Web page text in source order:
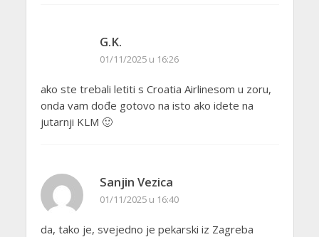
G.K.
01/11/2025 u 16:26
ako ste trebali letiti s Croatia Airlinesom u zoru,
onda vam dođe gotovo na isto ako idete na
jutarnji KLM 🙂
Sanjin Vezica
01/11/2025 u 16:40
da, tako je, svejedno je pekarski iz Zagreba